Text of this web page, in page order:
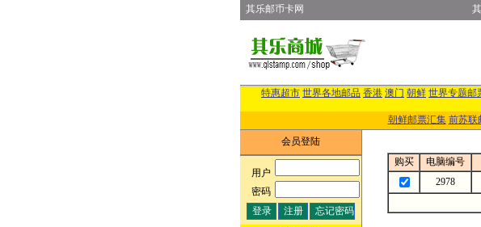
其乐邮币卡网
特惠超市 世界各地邮品 香港 澳门 朝鲜 世界专题邮
朝鲜邮票汇集 前苏联
会员登陆
用户:
密码:
购买 电脑编号
2978